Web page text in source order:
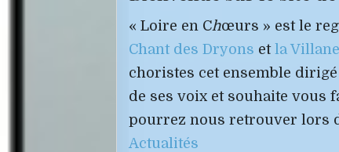
« Loire en Chœurs » est le
Chant des Dryons etla
choristes cet ensemble
de ses voix et souhaite vous
pourrez nous retrouver lors
Actualités